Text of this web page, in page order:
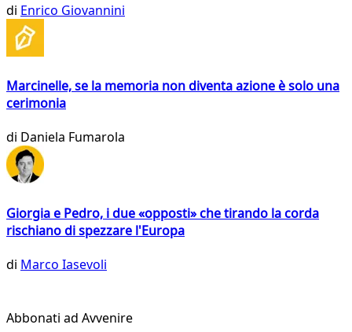
di Enrico Giovannini
Marcinelle, se la memoria non diventa azione è solo una
cerimonia
di Daniela Fumarola
Giorgia e Pedro, i due «opposti» che tirando la corda
rischiano di spezzare l'Europa
di Marco Iasevoli
Abbonati ad Avvenire